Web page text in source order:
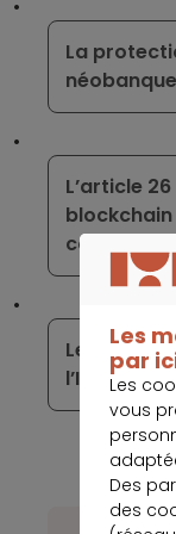
La
L’article
compte en
Les élus
l’ICO et
Les
par
Les
vous
Des
des